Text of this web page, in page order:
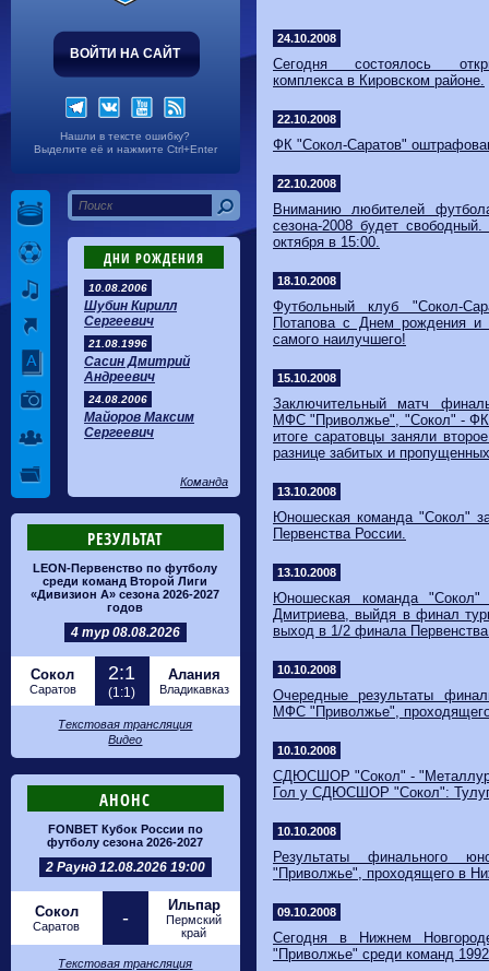
ВОЙТИ НА САЙТ
Нашли в тексте ошибку?
Выделите её и нажмите Ctrl+Enter
ДНИ РОЖДЕНИЯ
10.08.2006
Шубин Кирилл
Сергеевич
21.08.1996
Сасин Дмитрий
Андреевич
24.08.2006
Майоров Максим
Сергеевич
Команда
РЕЗУЛЬТАТ
LEON-Первенство по футболу
среди команд Второй Лиги
«Дивизион А» сезона 2026-2027
годов
4 тур 08.08.2026
Сокол
Саратов
2:1
(1:1)
Алания
Владикавказ
Текстовая трансляция
Видео
АНОНС
FONBET Кубок России по
футболу сезона 2026-2027
2 Раунд 12.08.2026 19:00
Сокол
Саратов -
Ильпар
Пермский
край
Текстовая трансляция
24.10.2008
Сегодня состоялось
комплекса в Кировском районе.
22.10.2008
ФК "Сокол-Саратов"
22.10.2008
Вниманию любителей
сезона-2008 будет
октября в 15:00.
18.10.2008
Футбольный клуб "Сокол-
Потапова с Днем рождения и
самого наилучшего!
15.10.2008
Заключительный матч
МФС "Приволжье", "Сокол" - ФК
итоге саратовцы заняли
разнице забитых и
13.10.2008
Юношеская команда "Сокол"
Первенства России.
13.10.2008
Юношеская команда
Дмитриева, выйдя в финал
выход в 1/2 финала
10.10.2008
Очередные результаты
МФС "Приволжье",
10.10.2008
СДЮСШОР "Сокол" -
Гол у СДЮСШОР "Сокол":
10.10.2008
Результаты финального
"Приволжье", проходящего в
09.10.2008
Сегодня в Нижнем
"Приволжье" среди команд 1992